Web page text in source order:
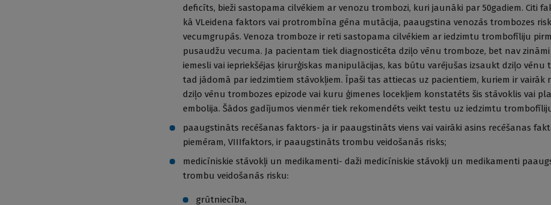
deficīts, bieži sastopama cilvēkiem ar venozu trombozi, kuri jaunāki par 50gadiem. Citi
kā VLeidena faktors vai protrombīna gēna mutācija, paaugstina venozās trombozes
vecumgrupās. Venoza tromboze ir reti sastopama cilvēkiem ar iedzimtu trombofīliju
pusaudžu vecuma. Ja pacientam tiek diagnosticēta dziļo vēnu tromboze, bet nav
iemesli vai iepriekšējas ķirurģiskas manipulācijas, kas būtu varējušas izsaukt dziļo vēnu
tad jādomā par iedzimtiem stāvokļiem. Īpaši tas attiecas uz pacientiem, kuriem ir vairāk
dziļo vēnu trombozes epizode vai kuru ģimenes locekļiem konstatēts šis stāvoklis vai
embolija. Šādos gadījumos vienmēr tiek rekomendēts veikt testu uz iedzimtu
paaugstināts recēšanas faktors- ja ir paaugstināts viens vai vairāki asins recēšanas
piemēram, VIIIfaktors, ir paaugstināts trombu veidošanās risks;
medicīniskie stāvokļi un medikamenti- daži medicīniskie stāvokļi un medikamenti
trombu veidošanās risku:
grūtniecība,